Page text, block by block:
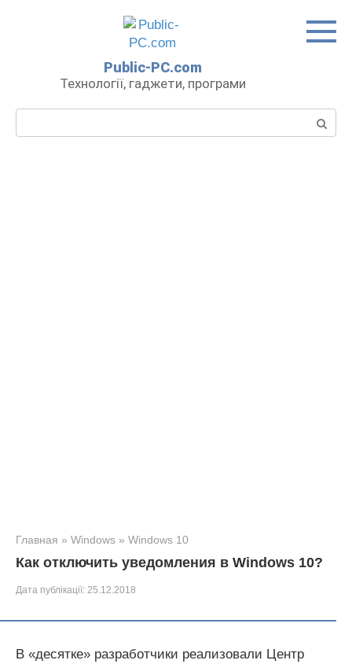
Public-PC.com
Технології, гаджети, програми
Главная » Windows » Windows 10
Как отключить уведомления в Windows 10?
Дата публікації: 25.12.2018
В «десятке» разработчики реализовали Центр